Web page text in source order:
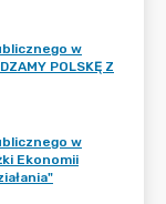
w
POLSKĘ Z
w
Ekonomii